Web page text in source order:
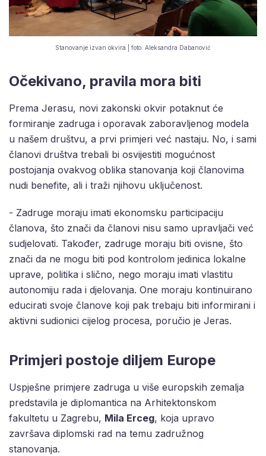
Stanovanje izvan okvira | foto: Aleksandra Dabanović
Očekivano, pravila mora biti
Prema Jerasu, novi zakonski okvir potaknut će
formiranje zadruga i oporavak zaboravljenog modela
u našem društvu, a prvi primjeri već nastaju. No, i sami
članovi društva trebali bi osvijestiti mogućnost
postojanja ovakvog oblika stanovanja koji članovima
nudi benefite, ali i traži njihovu uključenost.
- Zadruge moraju imati ekonomsku participaciju
članova, što znači da članovi nisu samo upravljači već
sudjelovati. Također, zadruge moraju biti ovisne, što
znači da ne mogu biti pod kontrolom jedinica lokalne
uprave, politika i slično, nego moraju imati vlastitu
autonomiju rada i djelovanja. One moraju kontinuirano
educirati svoje članove koji pak trebaju biti informirani i
aktivni sudionici cijelog procesa, poručio je Jeras.
Primjeri postoje diljem Europe
Uspješne primjere zadruga u više europskih zemalja
predstavila je diplomantica na Arhitektonskom
fakultetu u Zagrebu, Mila Erceg, koja upravo
završava diplomski rad na temu zadružnog
stanovanja.